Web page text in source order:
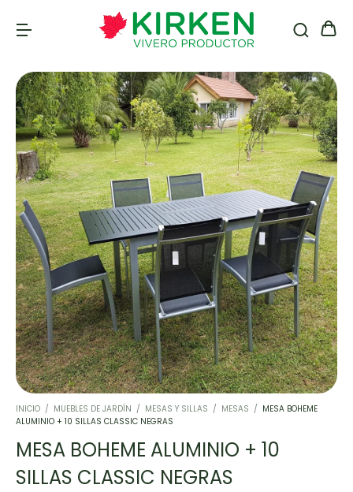
INICIO / MUEBLES DE JARDÍN / MESAS Y SILLAS / MESAS / MESA BOHEME
ALUMINIO + 10 SILLAS CLASSIC NEGRAS
MESA BOHEME ALUMINIO + 10
SILLAS CLASSIC NEGRAS